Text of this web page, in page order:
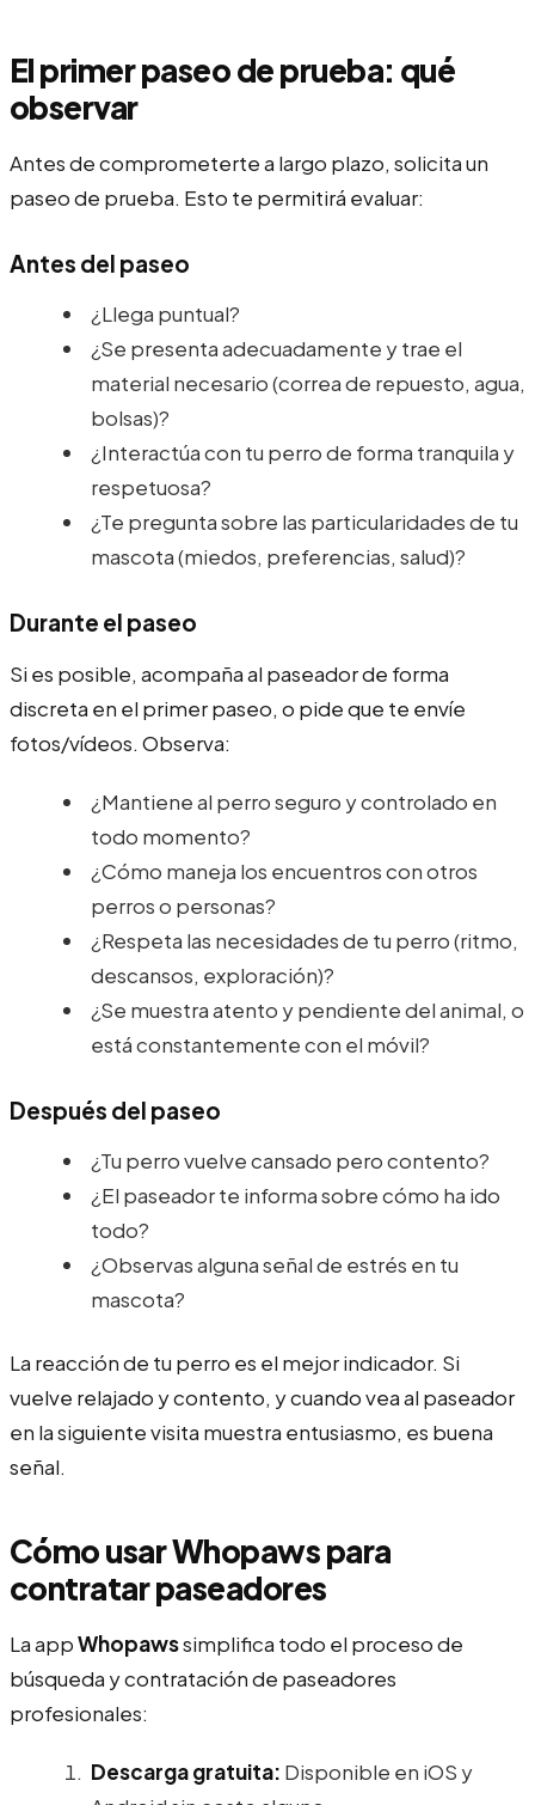
El primer paseo de prueba: qué
observar
Antes de comprometerte a largo plazo, solicita un
paseo de prueba. Esto te permitirá evaluar:
Antes del paseo
¿Llega puntual?
¿Se presenta adecuadamente y trae el
material necesario (correa de repuesto, agua,
bolsas)?
¿Interactúa con tu perro de forma tranquila y
respetuosa?
¿Te pregunta sobre las particularidades de tu
mascota (miedos, preferencias, salud)?
Durante el paseo
Si es posible, acompaña al paseador de forma
discreta en el primer paseo, o pide que te envíe
fotos/vídeos. Observa:
¿Mantiene al perro seguro y controlado en
todo momento?
¿Cómo maneja los encuentros con otros
perros o personas?
¿Respeta las necesidades de tu perro (ritmo,
descansos, exploración)?
¿Se muestra atento y pendiente del animal, o
está constantemente con el móvil?
Después del paseo
¿Tu perro vuelve cansado pero contento?
¿El paseador te informa sobre cómo ha ido
todo?
¿Observas alguna señal de estrés en tu
mascota?
La reacción de tu perro es el mejor indicador. Si
vuelve relajado y contento, y cuando vea al paseador
en la siguiente visita muestra entusiasmo, es buena
señal.
Cómo usar Whopaws para
contratar paseadores
La appWhopawssimplifica todo el proceso de
búsqueda y contratación de paseadores
profesionales:
Descarga gratuita: Disponible en iOS y